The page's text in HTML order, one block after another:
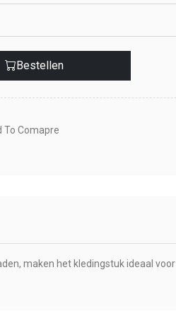
Bestellen
To Comapre
maken het kledingstuk ideaal voor